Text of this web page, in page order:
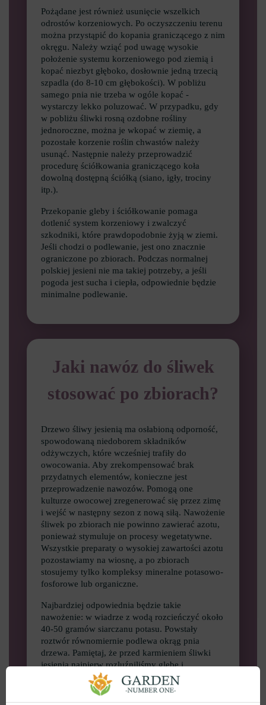
Pożądane jest również usunięcie wszelkich
odrostów korzeniowych. Po oczyszczeniu terenu
można przystąpić do kopania graniczącego z nim
okręgu. Należy wziąć pod uwagę wysokie
położenie systemu korzeniowego pod ziemią i
kopać niezbyt głęboko, dosłownie jedną trzecią
szpadla (do 8-10 cm głębokości). W pobliżu
samego pnia nie trzeba w ogóle kopać -
wystarczy lekko poluzować. W przypadku, gdy
w pobliżu śliwki rosną ozdobne rośliny
jednoroczne, można je wkopać w ziemię, a
pozostałe korzenie roślin chwastów należy
usunąć. Następnie należy przeprowadzić
procedurę ściółkowania graniczącego koła
dowolną dostępną ściółką (siano, igły, trociny
itp.).
Przekopanie gleby i ściółkowanie pomaga
dotlenić system korzeniowy i zwalczyć
szkodniki, które prawdopodobnie żyją w ziemi.
Jeśli chodzi o podlewanie, jest ono znacznie
ograniczone po zbiorach. Podczas normalnej
polskiej jesieni nie ma takiej potrzeby, a jeśli
pogoda jest sucha i ciepła, odpowiednie będzie
minimalne podlewanie.
Jaki nawóz do śliwek
stosować po zbiorach?
Drzewo śliwy jesienią ma osłabioną odporność,
spowodowaną niedoborem składników
odżywczych, które wcześniej trafiły do
owocowania. Aby zrekompensować brak
przydatnych elementów, konieczne jest
przeprowadzenie nawozów. Pomogą one
kulturze owocowej zregenerować się przez zimę
i wejść w następny sezon z nową siłą. Nawożenie
śliwek po zbiorach nie powinno zawierać azotu,
ponieważ stymuluje on procesy wegetatywne.
Wszystkie preparaty o wysokiej zawartości azotu
pozostawiamy na wiosnę, a po zbiorach
stosujemy tylko kompleksy mineralne potasowo-
fosforowe lub organiczne.
Najbardziej odpowiednia będzie takie
nawożenie: w wiadrze z wodą rozcieńczyć około
40-50 gramów siarczanu potasu. Powstały
roztwór równomiernie podlewa okrąg pnia
drzewa. Pamiętaj, że przed karmieniem śliwki
jesienią najpierw rozluźniliśmy glebę i
podlaliśmy zwykłą wodą. Jedno wiadro